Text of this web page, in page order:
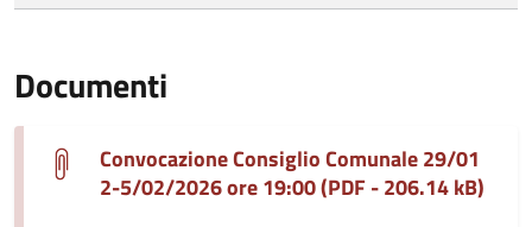
Documenti
Convocazione Consiglio Comunale 29/01
2-5/02/2026 ore 19:00 (PDF - 206.14 kB)